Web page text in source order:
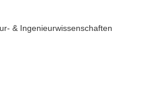
& Ingenieurwissenschaften